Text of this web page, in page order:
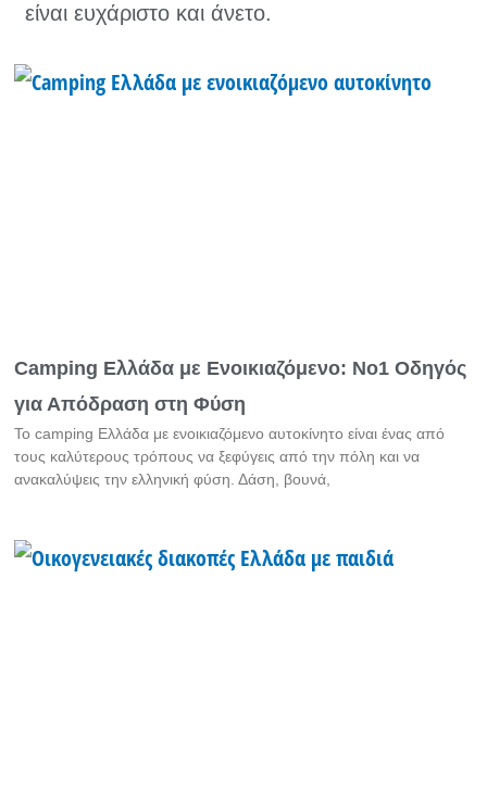
είναι ευχάριστο και άνετο.
Camping Ελλάδα με Ενοικιαζόμενο: Νο1 Οδηγός
για Απόδραση στη Φύση
Το camping Ελλάδα με ενοικιαζόμενο αυτοκίνητο είναι ένας από
τους καλύτερους τρόπους να ξεφύγεις από την πόλη και να
ανακαλύψεις την ελληνική φύση. Δάση, βουνά,